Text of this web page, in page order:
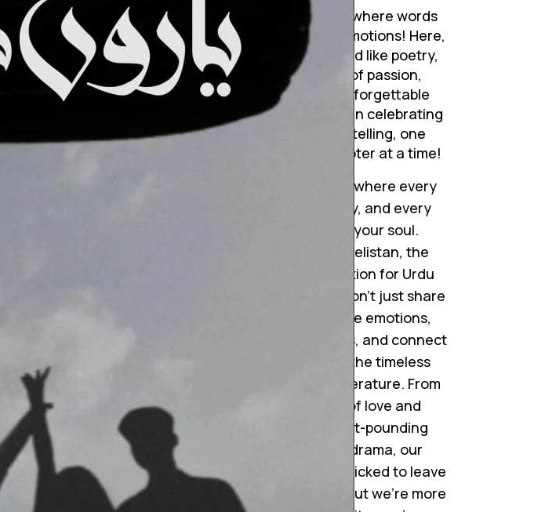
| Romantic Novel
“او ہیلو سامان کہاں لے کر جا رہے
کر اسے چھیرا۔ کافی دنوں
ہم بعد میں کریں گے چلو میرے ساتھ”
نے آپی کی وجہ سے کیا ہے، ورنہ
سائیڈ
میرال کو بے انتہا غصہ آرہا تھا۔
Discover a world where words
breathe life into emotions! Here,
Urdu novels unfold like poetry,
weaving tales of passion,
mystery, and unforgettable
journeys. Join me in celebrating
the art of storytelling, one
mesmerizing chapter at a time!
Step into a world where every
word tells a story, and every
story touches your soul.
Welcome to Novelistan, the
ultimate destination for Urdu
novel lovers. We don’t just share
novels; we weave emotions,
ignite imaginations, and connect
hearts through the timeless
beauty of Urdu literature. From
gripping tales of love and
betrayal to heart-pounding
suspense and drama, our
collection is handpicked to leave
you mesmerized. But we’re more